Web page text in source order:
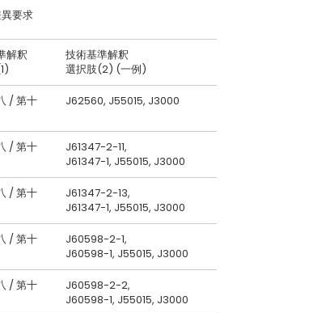
要求
解釈
技術基準解釈
選択肢(2) (一例)
/ 第十 J62560, J55015, J3000
/ 第十
J61347-2-11,
J61347-1, J55015, J3000
/ 第十
J61347-2-13,
J61347-1, J55015, J3000
/ 第十
J60598-2-1,
J60598-1, J55015, J3000
/ 第十
J60598-2-2,
J60598-1, J55015, J3000